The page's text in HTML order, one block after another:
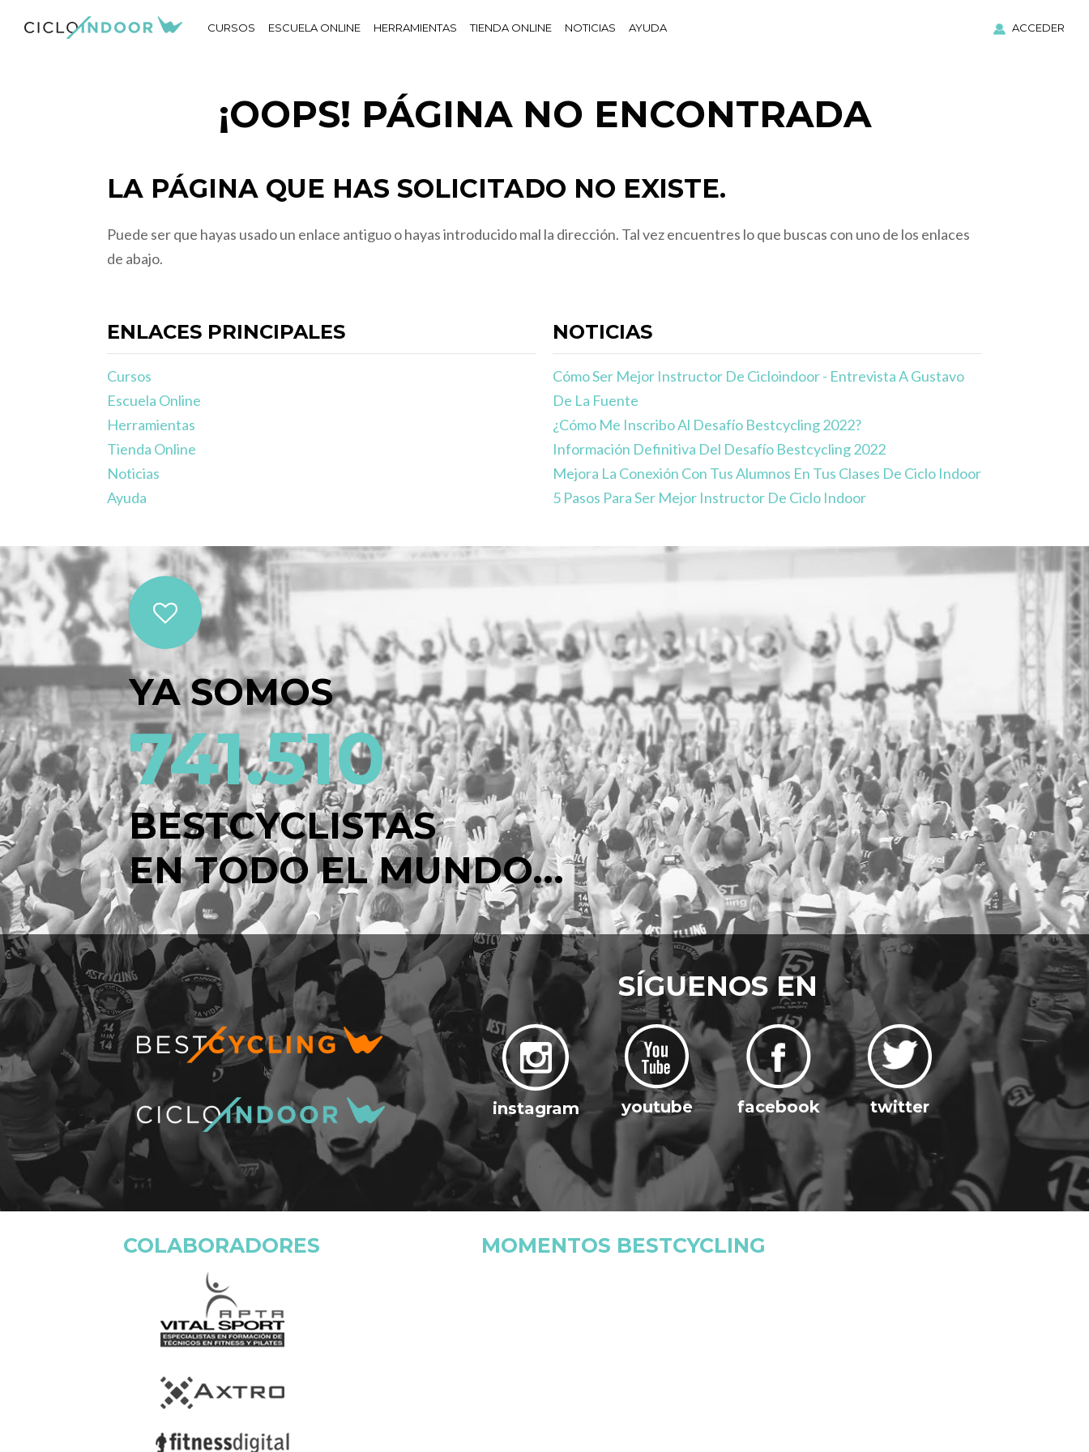
CURSOS ESCUELA ONLINE HERRAMIENTAS TIENDA ONLINE NOTICIAS AYUDA ACCEDER
¡OOPS! PÁGINA NO ENCONTRADA
LA PÁGINA QUE HAS SOLICITADO NO EXISTE.
Puede ser que hayas usado un enlace antiguo o hayas introducido mal la dirección. Tal vez encuentres lo que buscas con uno de los enlaces
de abajo.
ENLACES PRINCIPALES
Cursos
Escuela Online
Herramientas
Tienda Online
Noticias
Ayuda
NOTICIAS
Cómo Ser Mejor Instructor De Cicloindoor - Entrevista A Gustavo
De La Fuente
¿Cómo Me Inscribo Al Desafío Bestcycling 2022?
Información Definitiva Del Desafío Bestcycling 2022
Mejora La Conexión Con Tus Alumnos En Tus Clases De Ciclo Indoor
5 Pasos Para Ser Mejor Instructor De Ciclo Indoor
YA SOMOS
741.510
BESTCYCLISTAS
EN TODO EL MUNDO...
SÍGUENOS EN
instagram youtube facebook twitter
COLABORADORES MOMENTOS BESTCYCLING